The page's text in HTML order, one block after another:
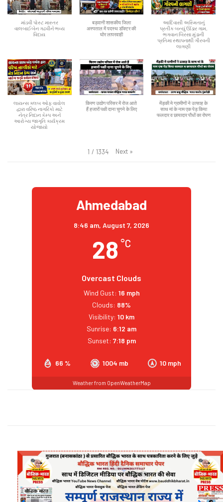
માંડવી પોસ્ટ માસ્તર
વાલબાઈબેન ગઢવીને ભવ્ય
વિદાય
बड़वानी शासकीय जिला
अस्पताल में पदस्थ डॉक्टर की
घोर लापरवाही
આદિવાસી અસ્મિતાનું
પ્રતીક બન્યું ઊંડાર ગામ,
ભગવાન બિરસા મુંડાની
પ્રતિમા સ્થાપનાથી ગૌરવની
લાગણી
લાયન્સ ક્લબ ઓફ વાવોલ
દ્વારા વરિષ્ઠ નાગરિકો માટે
નેત્ર નિદાન કેમ્પ અને
આરોગ્ય જાગૃતિ કાર્યક્રમ
યોજાયો
किरण उद्योग परिसर में रोज आते
हैं हजारों पक्षी दाना चुगने के लिए
मेंड़की मे ग्रामीणों ने उत्साह के
साथ मां के नाम एक पेड़ किया
फलदार व छायादार पौधों का रोपण
1 / 1334 Next »
Ahmedabad
8:46 am, August 7, 2026
28 °C
Overcast Clouds
66 % 1004 mb 10 mph
Wind Gust: 16 mph
Clouds: 88%
Visibility: 10 km
Sunrise: 6:12 am
Sunset: 7:18 pm
Weather from OpenWeatherMap